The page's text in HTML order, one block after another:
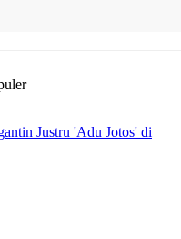
Justru 'Adu Jotos' di